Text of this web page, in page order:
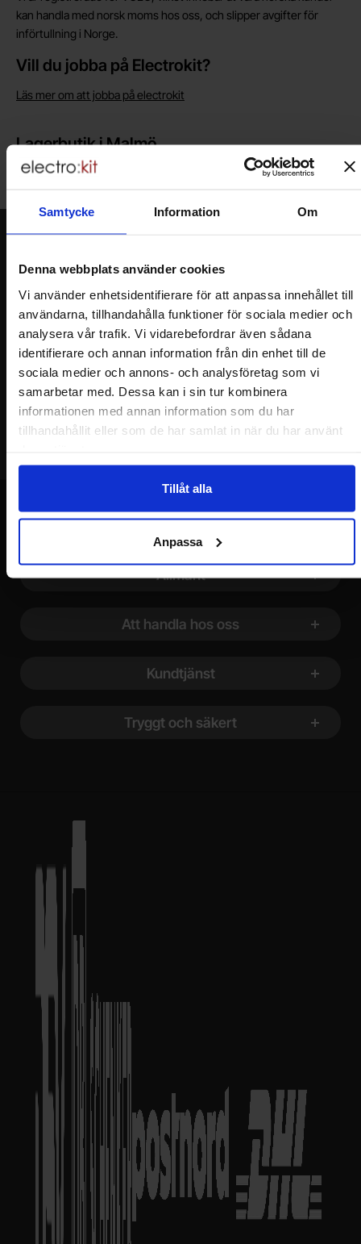
Samtycke Information Om
Denna webbplats använder cookies
Vi använder enhetsidentifierare för att anpassa innehållet till
användarna, tillhandahålla funktioner för sociala medier och
analysera vår trafik. Vi vidarebefordrar även sådana
identifierare och annan information från din enhet till de
sociala medier och annons- och analysföretag som vi
samarbetar med. Dessa kan i sin tur kombinera
informationen med annan information som du har
tillhandahållit eller som de har samlat in när du har använt
Tillåt alla
Anpassa
kan handla med norsk moms hos oss, och slipper avgifter för
införtullning i Norge.
Vill du jobba på Electrokit?
Läs mer om att jobba på electrokit
Lagerbutik i Malmö
Välkommen till vår nya lagerbutik i Malmö. Öppettider: vardagar
Jag önskar erbjudanden, rabatter och produktnyheter direkt till min
Du kommer att få ca 1 utskick / månad. Avbryt enkelt när du vill.
Ditt namn
Din e-post
Sidfot Blandad info och länkar
Allmänt
Att handla hos oss
Kundtjänst
Tryggt och säkert